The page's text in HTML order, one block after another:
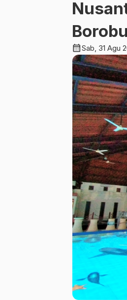
calendar_monthSab, 31 Agu